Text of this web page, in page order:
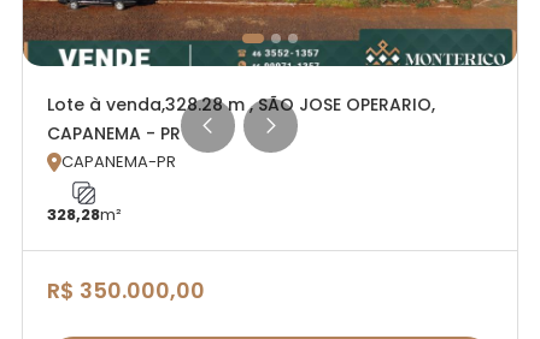
Lote à venda,328.28 m , SÃO JOSE OPERARIO,
CAPANEMA - PR
CAPANEMA-PR
328,28m²
R$ 350.000,00